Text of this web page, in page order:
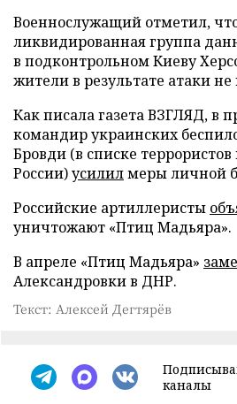
Военнослужащий отметил,
ликвидированная группа
в подконтрольном Киеву
жители в результате атаки не
Как писала газета ВЗГЛЯД, в
командир украинских
Бровди (в списке террористов
России)усилилмеры личной
Российские артиллеристы
уничтожают «Птиц Мадьяра».
В апреле «Птиц Мадьяра»
Александровки в ДНР.
Текст: Алексей Дегтярёв
каналы